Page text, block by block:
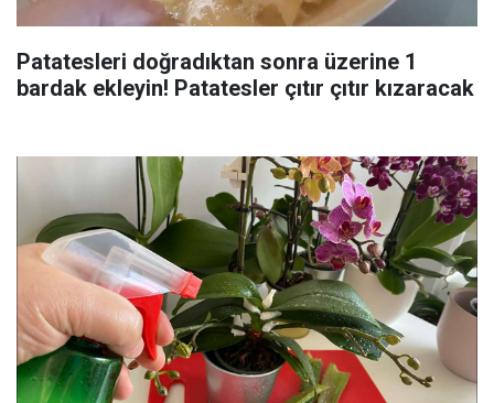
Patatesleri doğradıktan sonra üzerine 1
bardak ekleyin! Patatesler çıtır çıtır kızaracak